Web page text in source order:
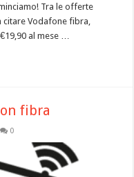
Tra le offerte
Vodafone fibra,
al mese …
fibra
0